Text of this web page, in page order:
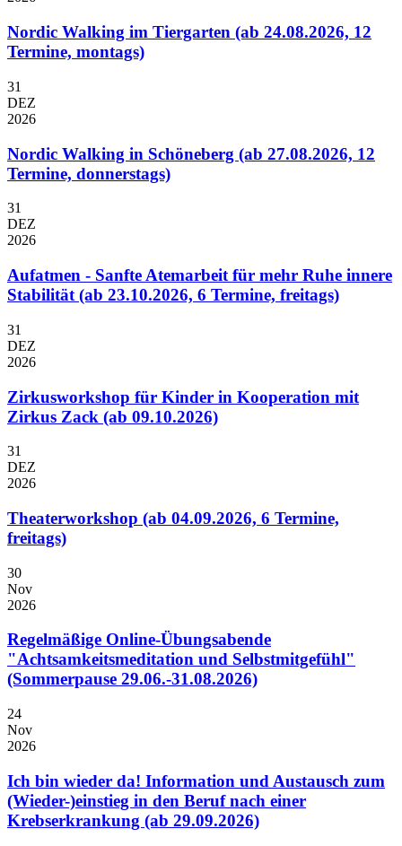
Nordic Walking im Tiergarten (ab 24.08.2026, 12
Termine, montags)
31
DEZ
2026
Nordic Walking in Schöneberg (ab 27.08.2026, 12
Termine, donnerstags)
31
DEZ
2026
Aufatmen - Sanfte Atemarbeit für mehr Ruhe innere
Stabilität (ab 23.10.2026, 6 Termine, freitags)
31
DEZ
2026
Zirkusworkshop für Kinder in Kooperation mit
Zirkus Zack (ab 09.10.2026)
31
DEZ
2026
Theaterworkshop (ab 04.09.2026, 6 Termine,
freitags)
30
Nov
2026
Regelmäßige Online-Übungsabende
"Achtsamkeitsmeditation und Selbstmitgefühl"
(Sommerpause 29.06.-31.08.2026)
24
Nov
2026
Ich bin wieder da! Information und Austausch zum
(Wieder-)einstieg in den Beruf nach einer
Krebserkrankung (ab 29.09.2026)